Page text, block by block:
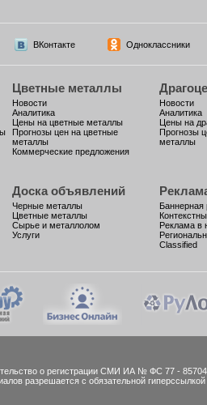
ВКонтакте Одноклассники
Цветные металлы
Новости
Аналитика
Цены на цветные металлы
Прогнозы цен на цветные
металлы
Коммерческие предложения
Новости
Аналитика
Цены на
Прогнозы
металлы
Доска объявлений
Черные металлы
Цветные металлы
Сырье и металлолом
Услуги
Баннерная
Реклама в
Classified
о регистрации СМИ ИА № ФС 77 - 85704
разрешается с обязательной гиперссылкой